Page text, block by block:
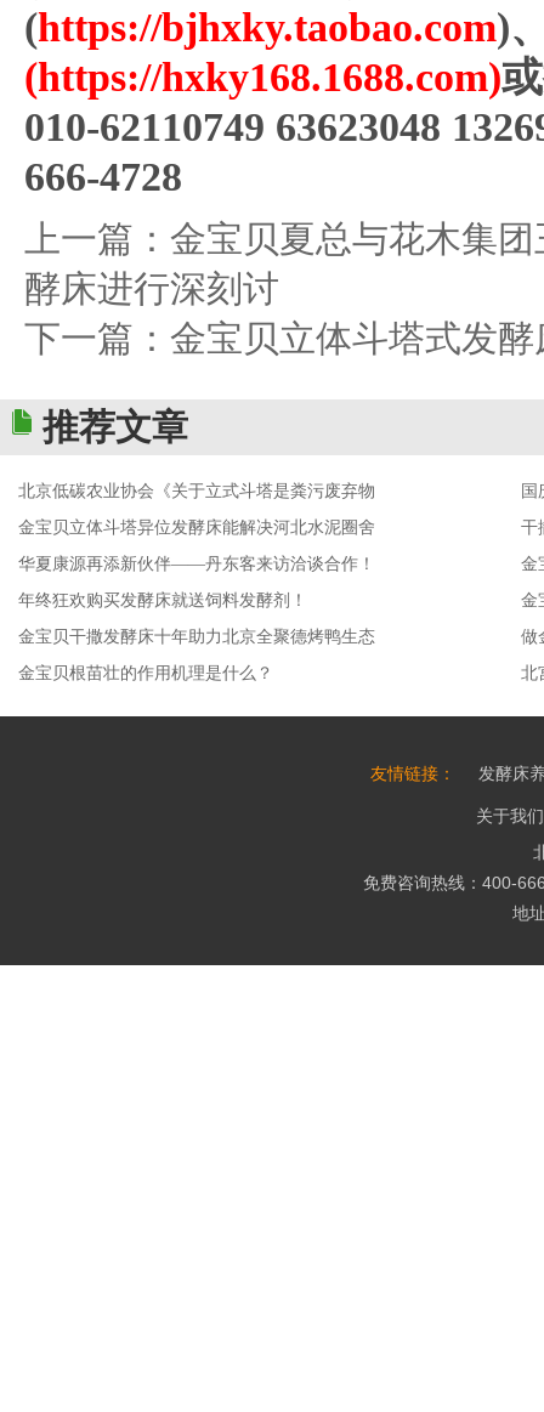
(https://bjhxky.taobao.com)
(https://hxky168.1688.com)
010-62110749 63623048
666-4728
上一篇： 金宝贝夏总与花木集
酵床进行深刻讨
下一篇： 金宝贝立体斗塔式发
推荐文章
北京低碳农业协会《关于立式斗塔是粪污废弃物
金宝贝立体斗塔异位发酵床能解决河北水泥圈舍
干
华夏康源再添新伙伴——丹东客来访洽谈合作！
金
年终狂欢购买发酵床就送饲料发酵剂！
金
金宝贝干撒发酵床十年助力北京全聚德烤鸭生态
做
金宝贝根苗壮的作用机理是什么？
北
友情链接： 发酵床
关于我们
免费咨询热线：400-
地